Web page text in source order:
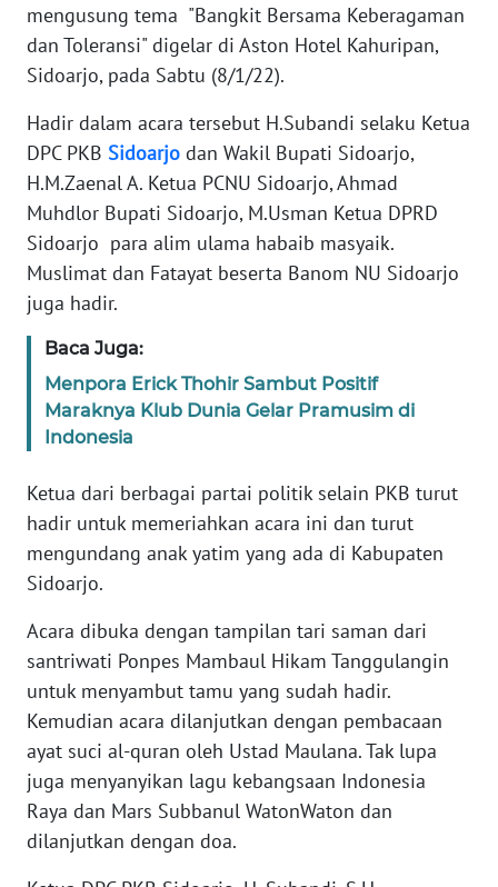
mengusung tema "Bangkit Bersama Keberagaman
dan Toleransi" digelar di Aston Hotel Kahuripan,
Sidoarjo, pada Sabtu (8/1/22).
Hadir dalam acara tersebut H.Subandi selaku Ketua
DPC PKB Sidoarjo dan Wakil Bupati Sidoarjo,
H.M.Zaenal A. Ketua PCNU Sidoarjo, Ahmad
Muhdlor Bupati Sidoarjo, M.Usman Ketua DPRD
Sidoarjo para alim ulama habaib masyaik.
Muslimat dan Fatayat beserta Banom NU Sidoarjo
juga hadir.
Baca Juga:
Menpora Erick Thohir Sambut Positif
Maraknya Klub Dunia Gelar Pramusim di
Indonesia
Ketua dari berbagai partai politik selain PKB turut
hadir untuk memeriahkan acara ini dan turut
mengundang anak yatim yang ada di Kabupaten
Sidoarjo.
Acara dibuka dengan tampilan tari saman dari
santriwati Ponpes Mambaul Hikam Tanggulangin
untuk menyambut tamu yang sudah hadir.
Kemudian acara dilanjutkan dengan pembacaan
ayat suci al-quran oleh Ustad Maulana. Tak lupa
juga menyanyikan lagu kebangsaan Indonesia
Raya dan Mars Subbanul WatonWaton dan
dilanjutkan dengan doa.
REDAKSI
DISCLAIMER
Wahana
News
Regional
WN
SUMUT
WN
JAKARTA
JABAR
WN
BANTEN
WN
NTT
WN
KEPRI
WN
PAPUA